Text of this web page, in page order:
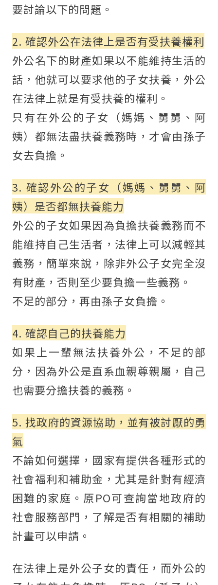
要討論以下的問題。
2. 確認外公在法律上是否有受扶養權利
外公名下的財產如果以不能維持生活的
話，他就可以要求他的子女扶養，外公
在法律上就是有受扶養的權利。
只有在外公的子女（媽媽、舅舅、阿
姨）都無法盡扶養義務時，才會由孫子
女去負擔。
3. 確認外公的子女（媽媽、舅舅、阿
姨）是否都無扶養能力
外公的子女如果因為負擔扶養義務而不
能維持自己生活者，法律上可以減輕其
義務，簡單來說，除非外公子女完全沒
有財產，否則至少要負擔一些義務。
不足的部分，再由孫子女負擔。
4. 確認自己的扶養能力
如果上一輩無法扶養外公，不足的部
分，因為外公是直系血親尊親屬，自己
也需要分擔扶養的義務。
5. 找政府的資源協助，並有被討厭的勇
氣
不論如何選擇，國家有提供各種形式的
社會福利和補助金，尤其是針對有經濟
困難的家庭。原PO可查詢當地政府的
社會服務部門，了解是否有相關的補助
計畫可以申請。
在法律上是外公子女的責任，而外公的